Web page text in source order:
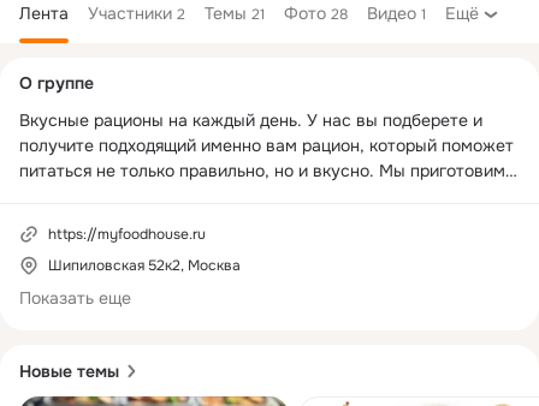
Лента Участники 2 Темы 21 Фото 28 Видео 1 Ещё
Новые темы
колонка
О группе
Вкусные рационы на каждый день. У нас вы подберете и
получите подходящий именно вам рацион, который поможет
питаться не только правильно, но и вкусно. Мы приготовим
https://myfoodhouse.ru
Шипиловская 52к2, Москва
Показать еще